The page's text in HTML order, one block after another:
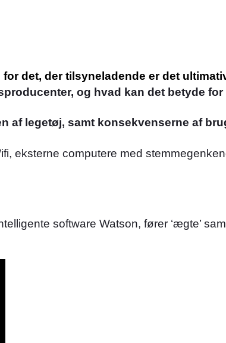
det, der tilsyneladende er det
og hvad kan det betyde
af legetøj, samt konsekvenserne af
eksterne computere med
software Watson, fører ‘ægte’